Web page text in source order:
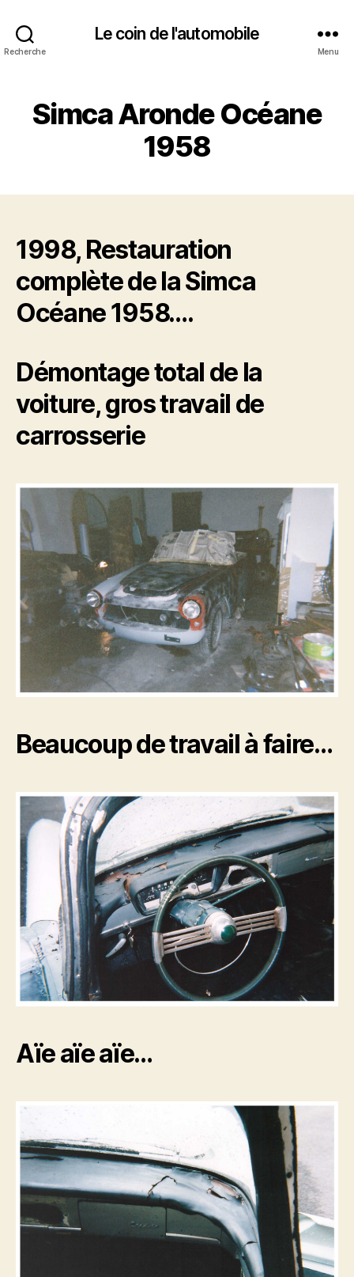
Recherche
Le coin de l'automobile
Menu
Simca Aronde Océane
1958
1998, Restauration
complète de la Simca
Océane 1958….
Démontage total de la
voiture, gros travail de
carrosserie
Beaucoup de travail à faire…
Aïe aïe aïe…